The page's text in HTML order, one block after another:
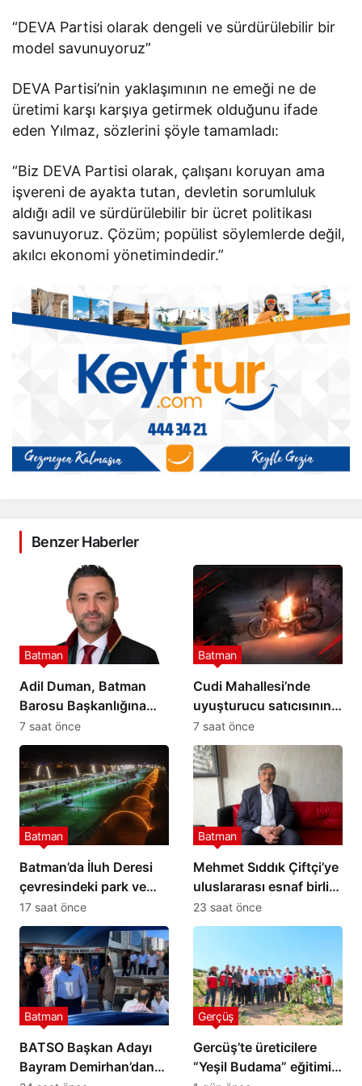
“DEVA Partisi olarak dengeli ve sürdürülebilir bir
model savunuyoruz”
DEVA Partisi’nin yaklaşımının ne emeği ne de
üretimi karşı karşıya getirmek olduğunu ifade
eden Yılmaz, sözlerini şöyle tamamladı:
“Biz DEVA Partisi olarak, çalışanı koruyan ama
işvereni de ayakta tutan, devletin sorumluluk
aldığı adil ve sürdürülebilir bir ücret politikası
savunuyoruz. Çözüm; popülist söylemlerde değil,
akılcı ekonomi yönetimindedir.”
Benzer Haberler
Adil Duman, Batman
Barosu Başkanlığına
adaylığını açıkladı
Batman
7 saat önce
Cudi Mahallesi’nde
uyuşturucu satıcısının
motosikleti ateşe verildi
Batman
7 saat önce
Batman’da İluh Deresi
çevresindeki park ve
yollar hizmete açıldı
Batman
17 saat önce
Mehmet Sıddık Çiftçi’ye
uluslararası esnaf birliği
görevi
Batman
23 saat önce
BATSO Başkan Adayı
Bayram Demirhan’dan
Batman
Gercüş’te üreticilere
“Yeşil Budama” eğitimi
Gerçüş